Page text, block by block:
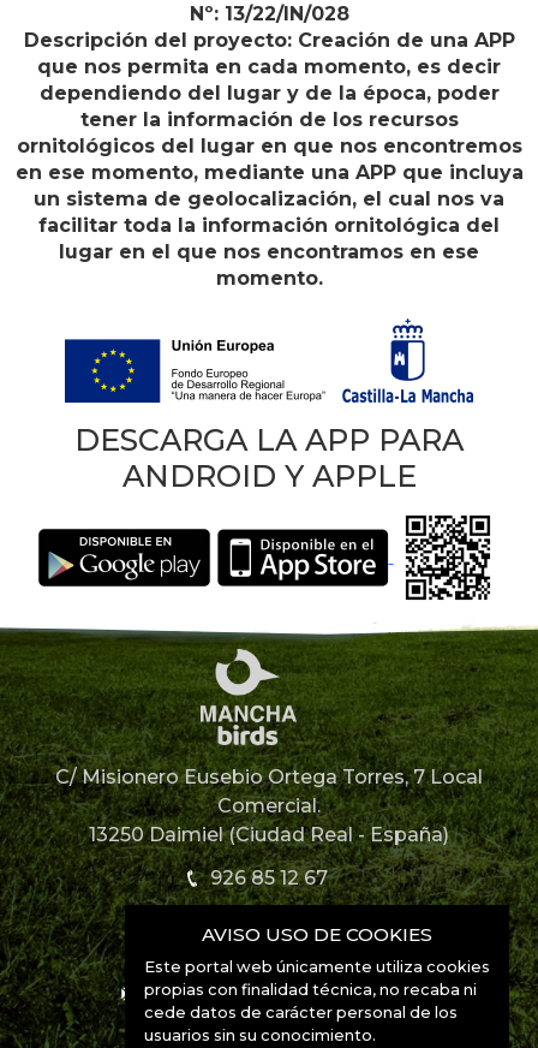
Nº: 13/22/IN/028
Descripción del proyecto: Creación de una APP
que nos permita en cada momento, es decir
dependiendo del lugar y de la época, poder
tener la información de los recursos
ornitológicos del lugar en que nos encontremos
en ese momento, mediante una APP que incluya
un sistema de geolocalización, el cual nos va
facilitar toda la información ornitológica del
lugar en el que nos encontramos en ese
momento.
DESCARGA LA APP PARA
ANDROID Y APPLE
C/ Misionero Eusebio Ortega Torres, 7 Local
Comercial.
13250 Daimiel (Ciudad Real - España)
926 85 12 67
926 85 52 49
info@manchabirds.com
AVISO USO DE COOKIES
Este portal web únicamente utiliza cookies
propias con finalidad técnica, no recaba ni
cede datos de carácter personal de los
usuarios sin su conocimiento.